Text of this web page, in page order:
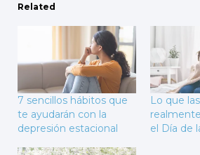
Related
7 sencillos hábitos que
te ayudarán con la
depresión estacional
Lo que
el Día de